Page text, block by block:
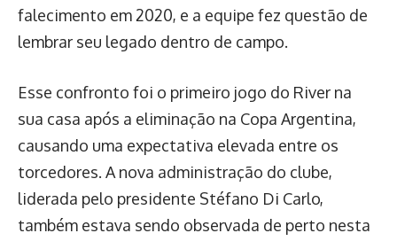
falecimento em 2020, e a equipe fez questão de
lembrar seu legado dentro de campo.
Esse confronto foi o primeiro jogo do River na
sua casa após a eliminação na Copa Argentina,
causando uma expectativa elevada entre os
torcedores. A nova administração do clube,
liderada pelo presidente Stéfano Di Carlo,
também estava sendo observada de perto nesta